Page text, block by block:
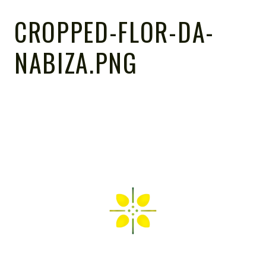
FLOR DA
CROPPED-FLOR-DA-
NABIZA.PNG